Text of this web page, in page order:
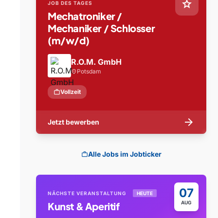
star
JOB DES TAGES
Mechatroniker /
Mechaniker / Schlosser
(m/w/d)
R.O.M. GmbH
location_on Potsdam
workVollzeit
Jetzt bewerben arrow_forward
workAlle Jobs im Jobticker
07
AUG
NÄCHSTE VERANSTALTUNG HEUTE
Kunst & Aperitif